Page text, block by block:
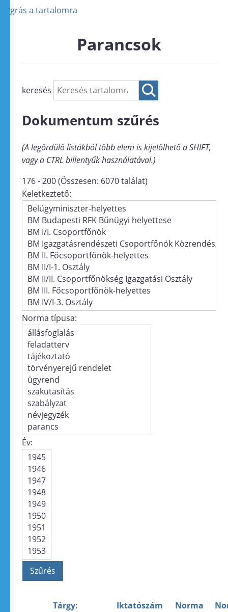
Ugrás a tartalomra
Parancsok
keresés
Dokumentum szűrés
(A legördülő listákból több elem is kijelölhető a SHIFT,
vagy a CTRL billentyűk használatával.)
176 - 200 (Összesen: 6070 találat)
Keletkeztető:
Norma típusa:
Év:
Tárgy: Iktatószám
Norma